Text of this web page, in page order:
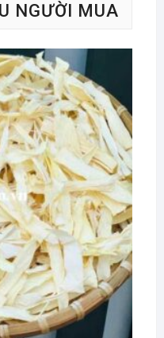
NGƯỜI MUA